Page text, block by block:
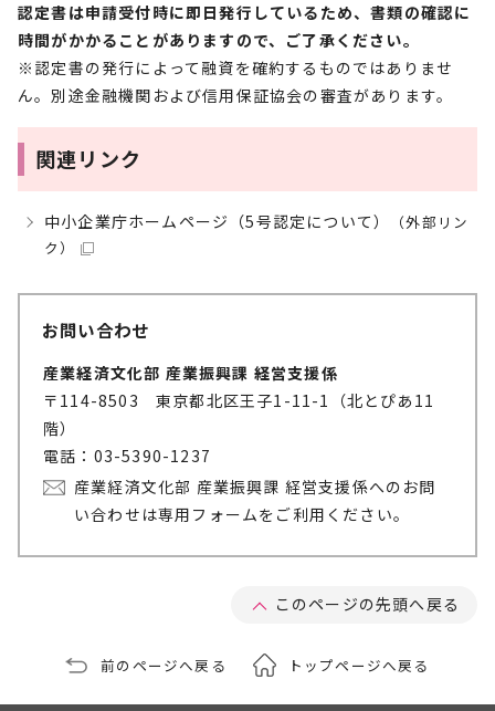
認定書は申請受付時に即日発行しているため、書類の確認に
時間がかかることがありますので、ご了承ください。
※認定書の発行によって融資を確約するものではありませ
ん。別途金融機関および信用保証協会の審査があります。
関連リンク
中小企業庁ホームページ（5号認定について）
（外部リン
ク）
お問い合わせ
産業経済文化部 産業振興課 経営支援係
〒114-8503 東京都北区王子1-11-1（北とぴあ11
階）
電話：03-5390-1237
産業経済文化部 産業振興課 経営支援係へのお問
い合わせは専用フォームをご利用ください。
このページの先頭へ戻る
前のページへ戻る トップページへ戻る